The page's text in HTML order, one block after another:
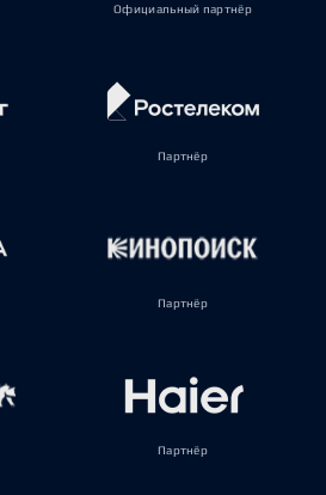
Официальный партнёр
Партнёр
Партнёр
Партнёр